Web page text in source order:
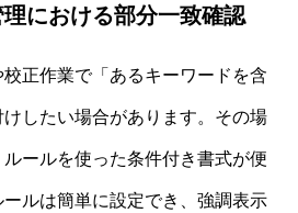
における部分一致確認
正作業で「あるキーワードを含
したい場合があります。その場
ールを使った条件付き書式が便
ルは簡単に設定でき、強調表示